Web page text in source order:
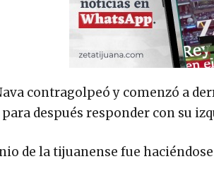
contragolpeó y comenzó a
después responder con su
de la tijuanense fue